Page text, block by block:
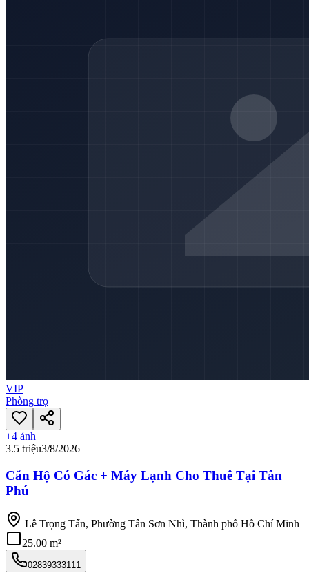
VIP
Phòng trọ
+4 ảnh
3.5 triệu3/8/2026
Căn Hộ Có Gác + Máy Lạnh Cho Thuê Tại Tân
Phú
Lê Trọng Tấn, Phường Tân Sơn Nhì, Thành phố Hồ Chí Minh
25.00 m²
02839333111